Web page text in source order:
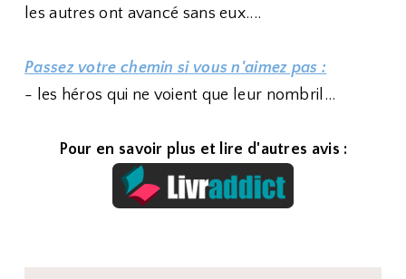
les autres ont avancé sans eux....
Passez votre chemin si vous n'aimez pas :
- les héros qui ne voient que leur nombril...
Pour en savoir plus et lire d'autres avis :